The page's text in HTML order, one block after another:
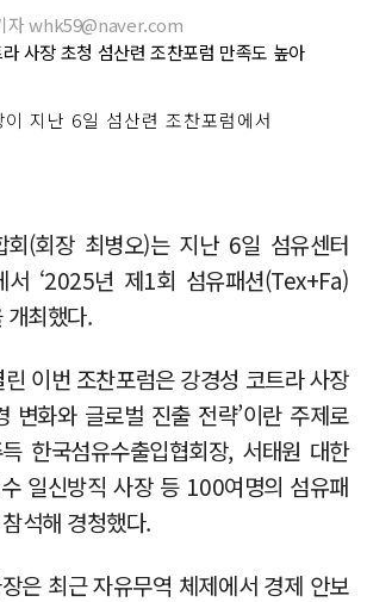
자 whk59@naver.com
사장 초청 섬산련 조찬포럼 만족도 높아
지난 6일 섬산련 조찬포럼에서
회(회장 최병오)는 지난 6일 섬유센터
서 ‘2025년 제1회 섬유패션(Tex+Fa)
개최했다.
이번 조찬포럼은 강경성 코트라 사장
변화와 글로벌 진출 전략’이란 주제로
한국섬유수출입협회장, 서태원 대한
일신방직 사장 등 100여명의 섬유패
석해 경청했다.
은 최근 자유무역 체제에서 경제 안보